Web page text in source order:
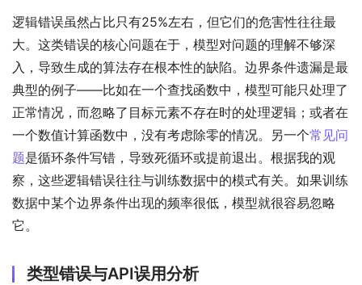
逻辑错误虽然占比只有25%左右，但它们的危害性往往最
大。这类错误的核心问题在于，模型对问题的理解不够深
入，导致生成的算法存在根本性的缺陷。边界条件遗漏是最
典型的例子——比如在一个查找函数中，模型可能只处理了
正常情况，而忽略了目标元素不存在时的处理逻辑；或者在
一个数值计算函数中，没有考虑除零的情况。另一个常见问
题是循环条件写错，导致死循环或提前退出。根据我的观
察，这些逻辑错误往往与训练数据中的模式有关。如果训练
数据中某个边界条件出现的频率很低，模型就很容易忽略
它。
类型错误与API误用分析